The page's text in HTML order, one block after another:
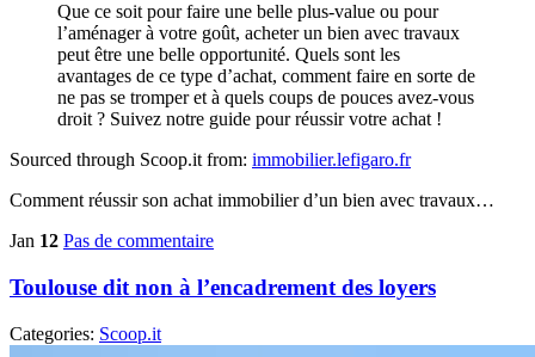
Que ce soit pour faire une belle plus-value ou pour
l’aménager à votre goût, acheter un bien avec travaux
peut être une belle opportunité. Quels sont les
avantages de ce type d’achat, comment faire en sorte de
ne pas se tromper et à quels coups de pouces avez-vous
droit ? Suivez notre guide pour réussir votre achat !
Sourced through Scoop.it from: immobilier.lefigaro.fr
Comment réussir son achat immobilier d’un bien avec travaux…
Jan 12 Pas de commentaire
Toulouse dit non à l’encadrement des loyers
Categories: Scoop.it